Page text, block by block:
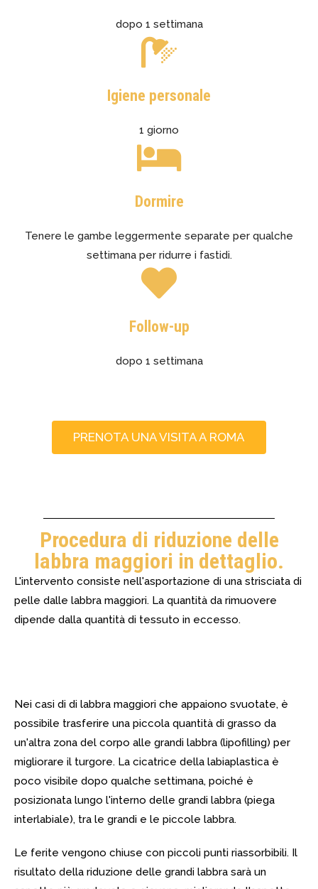
dopo 1 settimana
Igiene personale
1 giorno
Dormire
Tenere le gambe leggermente separate per qualche
settimana per ridurre i fastidi.
Follow-up
dopo 1 settimana
PRENOTA UNA VISITA A ROMA
Procedura di riduzione delle
labbra maggiori in dettaglio.
L'intervento consiste nell'asportazione di una strisciata di
pelle dalle labbra maggiori. La quantità da rimuovere
dipende dalla quantità di tessuto in eccesso.
Nei casi di di labbra maggiori che appaiono svuotate, è
possibile trasferire una piccola quantità di grasso da
un'altra zona del corpo alle grandi labbra (lipofilling) per
migliorare il turgore. La cicatrice della labiaplastica è
poco visibile dopo qualche settimana, poiché è
posizionata lungo l'interno delle grandi labbra (piega
interlabiale), tra le grandi e le piccole labbra.
Le ferite vengono chiuse con piccoli punti riassorbibili. Il
risultato della riduzione delle grandi labbra sarà un